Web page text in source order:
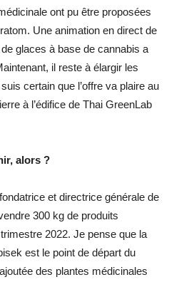
ont pu être proposées
Une animation en direct de
glaces à base de cannabis a
il reste à élargir les
certain que l’offre va plaire au
à l’édifice de Thai GreenLab
alors ?
et directrice générale de
300 kg de produits
2022. Je pense que la
est le point de départ du
des plantes médicinales